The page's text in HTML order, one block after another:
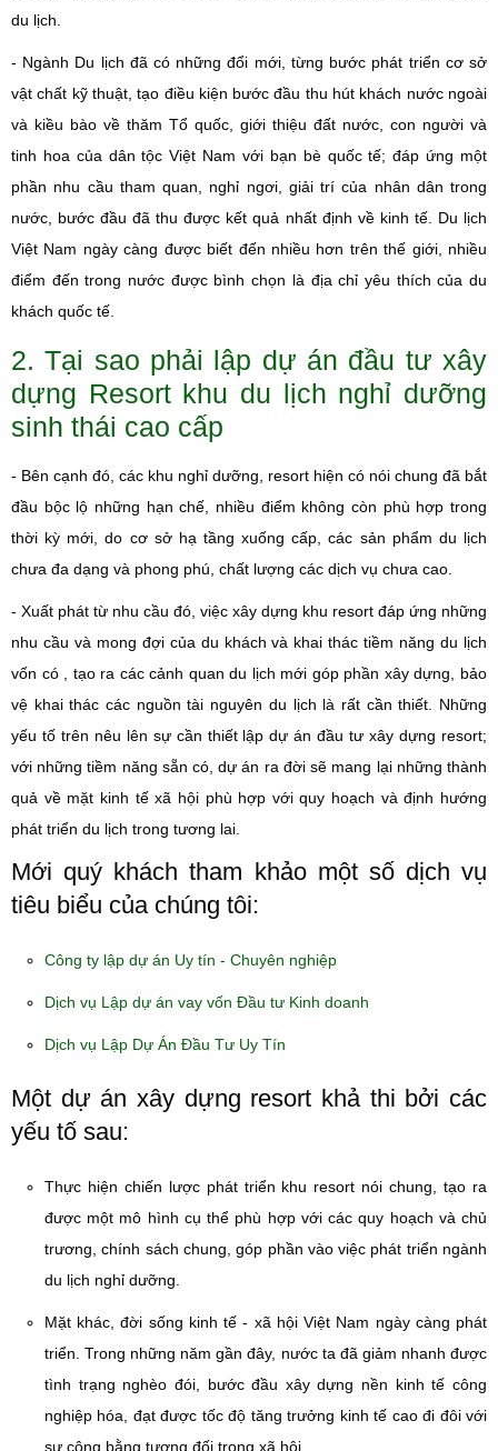
du lịch.
- Ngành Du lịch đã có những đổi mới, từng bước phát triển cơ sở
vật chất kỹ thuật, tạo điều kiện bước đầu thu hút khách nước ngoài
và kiều bào về thăm Tổ quốc, giới thiệu đất nước, con người và
tinh hoa của dân tộc Việt Nam với bạn bè quốc tế; đáp ứng một
phần nhu cầu tham quan, nghỉ ngơi, giải trí của nhân dân trong
nước, bước đầu đã thu được kết quả nhất định về kinh tế. Du lịch
Việt Nam ngày càng được biết đến nhiều hơn trên thế giới, nhiều
điểm đến trong nước được bình chọn là địa chỉ yêu thích của du
khách quốc tế.
2. Tại sao phải lập dự án đầu tư xây
dựng Resort khu du lịch nghỉ dưỡng
sinh thái cao cấp
- Bên cạnh đó, các khu nghỉ dưỡng, resort hiện có nói chung đã bắt
đầu bộc lộ những hạn chế, nhiều điểm không còn phù hợp trong
thời kỳ mới, do cơ sở hạ tầng xuống cấp, các sản phẩm du lịch
chưa đa dạng và phong phú, chất lượng các dịch vụ chưa cao.
- Xuất phát từ nhu cầu đó, việc xây dựng khu resort đáp ứng những
nhu cầu và mong đợi của du khách và khai thác tiềm năng du lịch
vốn có , tạo ra các cảnh quan du lịch mới góp phần xây dựng, bảo
vệ khai thác các nguồn tài nguyên du lịch là rất cần thiết. Những
yếu tố trên nêu lên sự cần thiết lập dự án đầu tư xây dựng resort;
với những tiềm năng sẵn có, dự án ra đời sẽ mang lại những thành
quả về mặt kinh tế xã hội phù hợp với quy hoạch và định hướng
phát triển du lịch trong tương lai.
Mới quý khách tham khảo một số dịch vụ
tiêu biểu của chúng tôi:
Công ty lập dự án Uy tín - Chuyên nghiệp
Dịch vụ Lập dự án vay vốn Đầu tư Kinh doanh
Dịch vụ Lập Dự Án Đầu Tư Uy Tín
Một dự án xây dựng resort khả thi bởi các
yếu tố sau:
Thực hiện chiến lược phát triển khu resort nói chung, tạo ra
được một mô hình cụ thể phù hợp với các quy hoạch và chủ
trương, chính sách chung, góp phần vào việc phát triển ngành
du lịch nghỉ dưỡng.
Mặt khác, đời sống kinh tế - xã hội Việt Nam ngày càng phát
triển. Trong những năm gần đây, nước ta đã giảm nhanh được
tình trạng nghèo đói, bước đầu xây dựng nền kinh tế công
nghiệp hóa, đạt được tốc độ tăng trưởng kinh tế cao đi đôi với
sự công bằng tương đối trong xã hội.